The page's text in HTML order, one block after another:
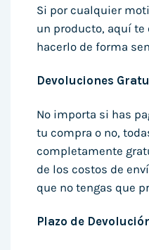
Si por cualquier
un producto, aquí
hacerlo de forma
Devoluciones
No importa si has
tu compra o no,
completamente
de los costos de
que no tengas que
Plazo de